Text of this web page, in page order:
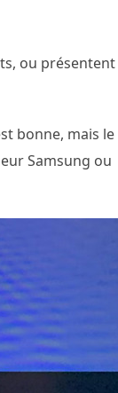
ou présentent
bonne, mais le
Samsung ou